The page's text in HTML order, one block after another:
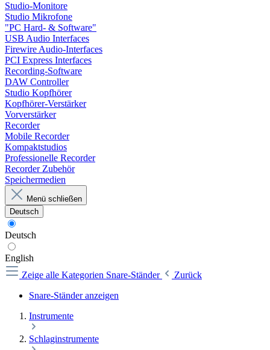
Studio-Monitore
Studio Mikrofone
"PC Hard- & Software"
USB Audio Interfaces
Firewire Audio-Interfaces
PCI Express Interfaces
Recording-Software
DAW Controller
Studio Kopfhörer
Kopfhörer-Verstärker
Vorverstärker
Recorder
Mobile Recorder
Kompaktstudios
Professionelle Recorder
Recorder Zubehör
Speichermedien
Menü schließen
Deutsch
Deutsch
English
Zeige alle Kategorien Snare-Ständer
Zurück
Snare-Ständer anzeigen
Instrumente
Schlaginstrumente